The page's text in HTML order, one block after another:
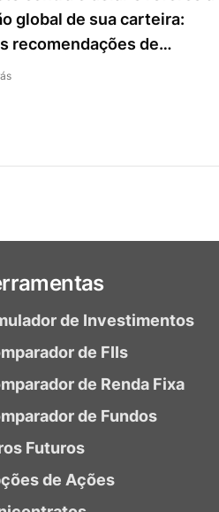
global de sua carteira:
recomendações de
de Investimentos
de FIIs
de Renda Fixa
de Fundos
Futuros
de Ações